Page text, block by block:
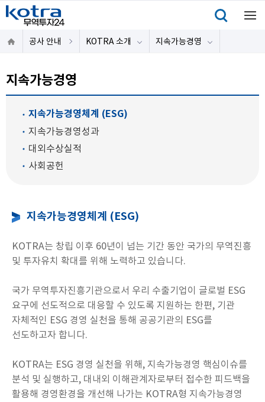
공사 안내 KOTRA 소개 지속가능경영
지속가능경영
지속가능경영체계 (ESG)
지속가능경영성과
대외수상실적
사회공헌
지속가능경영체계 (ESG)
KOTRA는 창립 이후 60년이 넘는 기간 동안 국가의 무역진흥
및 투자유치 확대를 위해 노력하고 있습니다.
국가 무역투자진흥기관으로서 우리 수출기업이 글로벌 ESG
요구에 선도적으로 대응할 수 있도록 지원하는 한편, 기관
자체적인 ESG 경영 실천을 통해 공공기관의 ESG를
선도하고자 합니다.
KOTRA는 ESG 경영 실천을 위해, 지속가능경영 핵심이슈를
분석 및 실행하고, 대내외 이해관계자로부터 접수한 피드백을
활용해 경영환경을 개선해 나가는 KOTRA형 지속가능경영